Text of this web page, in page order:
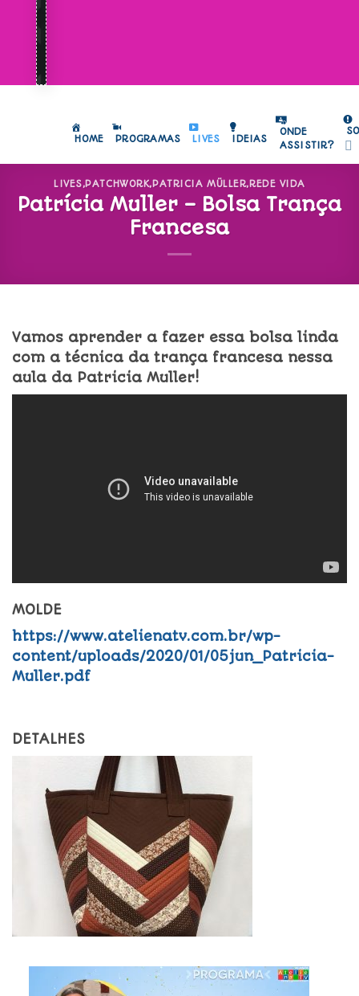
HOME PROGRAMAS LIVES IDEIAS
ONDE
ASSISTIR?
LIVES,PATCHWORK, PATRICIA MÜLLER,REDE VIDA
Patrícia Muller – Bolsa Trança
Francesa
Vamos aprender a fazer essa bolsa linda
com a técnica da trança francesa nessa
aula da Patricia Muller!
MOLDE
https://www.atelienatv.com.br/wp-
content/uploads/2020/01/05jun_Patricia-
Muller.pdf
DETALHES